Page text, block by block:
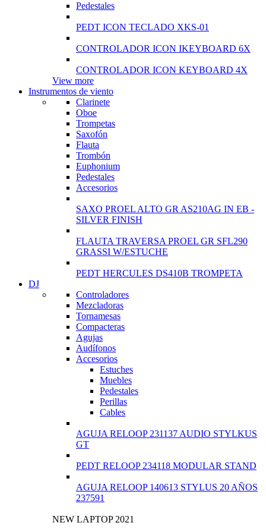
Pedestales
PEDT ICON TECLADO XKS-01
CONTROLADOR ICON IKEYBOARD 6X
CONTROLADOR ICON KEYBOARD 4X
View more
Instrumentos de viento
Clarinete
Oboe
Trompetas
Saxofón
Flauta
Trombón
Euphonium
Pedestales
Accesorios
SAXO PROEL ALTO GR AS210AG IN EB -
SILVER FINISH
FLAUTA TRAVERSA PROEL GR SFL290
GRASSI W/ESTUCHE
PEDT HERCULES DS410B TROMPETA
DJ
Controladores
Mezcladoras
Tornamesas
Compacteras
Agujas
Audífonos
Accesorios
Estuches
Muebles
Pedestales
Perillas
Cables
AGUJA RELOOP 231137 AUDIO STYLKUS
GT
PEDT RELOOP 234118 MODULAR STAND
AGUJA RELOOP 140613 STYLUS 20 AÑOS
237591
NEW LAPTOP 2021